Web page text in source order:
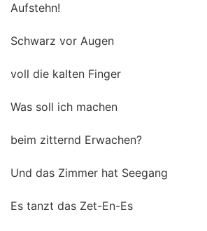
Aufstehn!
Schwarz vor Augen
voll die kalten Finger
Was soll ich machen
beim zitternd Erwachen?
Und das Zimmer hat Seegang
Es tanzt das Zet-En-Es